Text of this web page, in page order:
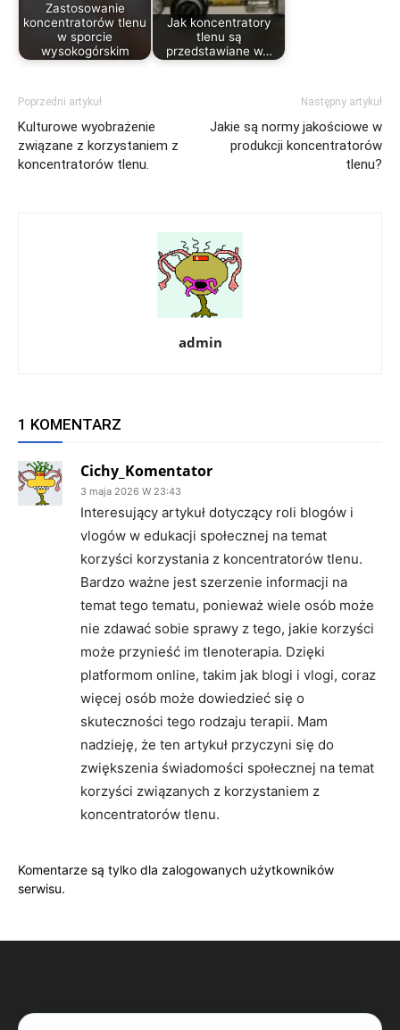
Zastosowanie
koncentratorów tlenu
w sporcie
wysokogórskim
Jak koncentratory
tlenu są
przedstawiane w…
Poprzedni artykuł
Kulturowe wyobrażenie
związane z korzystaniem z
koncentratorów tlenu.
Następny artykuł
Jakie są normy jakościowe w
produkcji koncentratorów
tlenu?
admin
1 KOMENTARZ
Cichy_Komentator
3 maja 2026 W 23:43
Interesujący artykuł dotyczący roli blogów i
vlogów w edukacji społecznej na temat
korzyści korzystania z koncentratorów tlenu.
Bardzo ważne jest szerzenie informacji na
temat tego tematu, ponieważ wiele osób może
nie zdawać sobie sprawy z tego, jakie korzyści
może przynieść im tlenoterapia. Dzięki
platformom online, takim jak blogi i vlogi, coraz
więcej osób może dowiedzieć się o
skuteczności tego rodzaju terapii. Mam
nadzieję, że ten artykuł przyczyni się do
zwiększenia świadomości społecznej na temat
korzyści związanych z korzystaniem z
koncentratorów tlenu.
Komentarze są tylko dla zalogowanych użytkowników
serwisu.